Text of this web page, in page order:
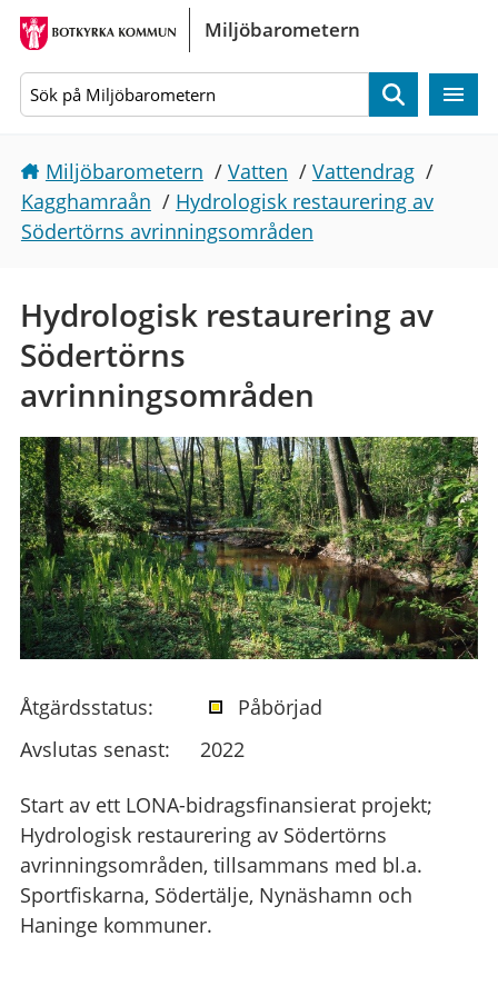
Gå direkt till sidans innehåll
Miljöbarometern
Sök
Miljöbarometern / Vatten / Vattendrag /
Kagghamraån / Hydrologisk restaurering av
Södertörns avrinningsområden
Hydrologisk restaurering av
Södertörns
avrinningsområden
Åtgärdsstatus:
Påbörjad
Avslutas senast:
2022
Start av ett LONA-bidragsfinansierat projekt;
Hydrologisk restaurering av Södertörns
avrinningsområden, tillsammans med bl.a.
Sportfiskarna, Södertälje, Nynäshamn och
Haninge kommuner.